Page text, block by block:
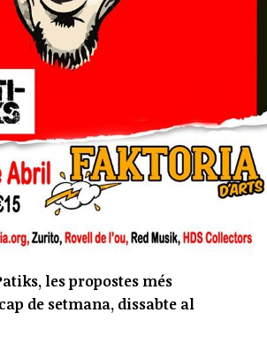
les propostes més
de setmana, dissabte al